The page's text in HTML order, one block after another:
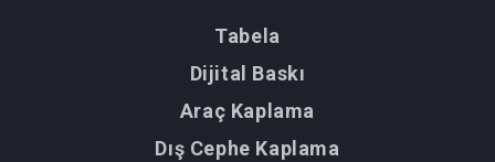
Tabela
Dijital Baskı
Araç Kaplama
Dış Cephe Kaplama